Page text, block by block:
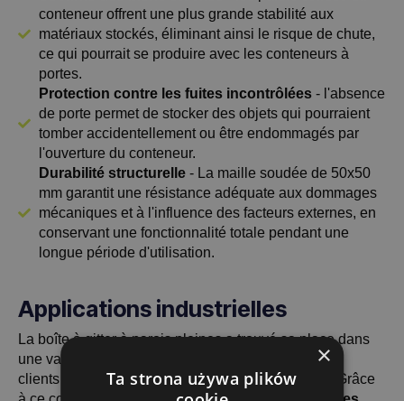
conteneur offrent une plus grande stabilité aux
matériaux stockés, éliminant ainsi le risque de chute,
ce qui pourrait se produire avec les conteneurs à
portes.
Protection contre les fuites incontrôlées- l'absence
de porte permet de stocker des objets qui pourraient
tomber accidentellement ou être endommagés par
l'ouverture du conteneur.
Durabilité structurelle- La maille soudée de 50x50
mm garantit une résistance adéquate aux dommages
mécaniques et à l'influence des facteurs externes, en
conservant une fonctionnalité totale pendant une
longue période d'utilisation.
Applications industrielles
La boîte à gitter à parois pleines a trouvé sa place dans
une variété d'industries, y compris chez l'un de nos
clients qui fabrique des composants en plastique. Grâce
×
Ta strona używa plików